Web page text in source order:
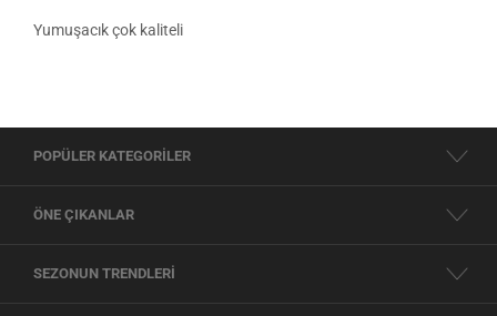
Yumuşacık çok kaliteli
POPÜLER KATEGORİLER
ÖNE ÇIKANLAR
SEZONUN TRENDLERİ